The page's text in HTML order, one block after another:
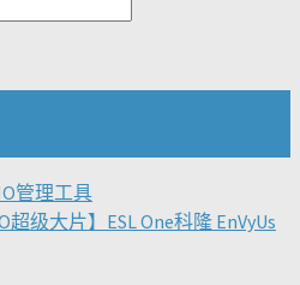
管理工具
超级大片】ESL One科隆 EnVyUs